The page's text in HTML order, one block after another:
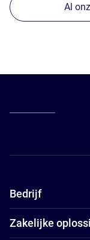
Al
Bedrijf
Zakelijke